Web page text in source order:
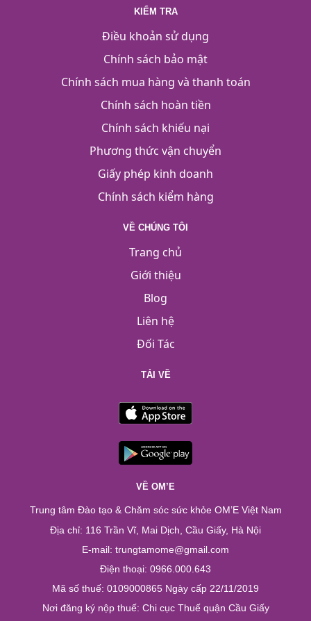
KIỂM TRA
Điều khoản sử dụng
Chính sách bảo mật
Chính sách mua hàng và thanh toán
Chính sách hoàn tiền
Chính sách khiếu nại
Phương thức vận chuyển
Giấy phép kinh doanh
Chính sách kiểm hàng
VỀ CHÚNG TÔI
Trang chủ
Giới thiệu
Blog
Liên hệ
Đối Tác
TẢI VỀ
VỀ OM’E
Trung tâm Đào tạo & Chăm sóc sức khỏe OM’E Việt Nam
Địa chỉ: 116 Trần Vĩ, Mai Dịch, Cầu Giấy, Hà Nội
E-mail: trungtamome@gmail.com
Điện thoại: 0966.000.643
Mã số thuế: 0109000865 Ngày cấp 22/11/2019
Nơi đăng ký nộp thuế: Chi cục Thuế quận Cầu Giấy